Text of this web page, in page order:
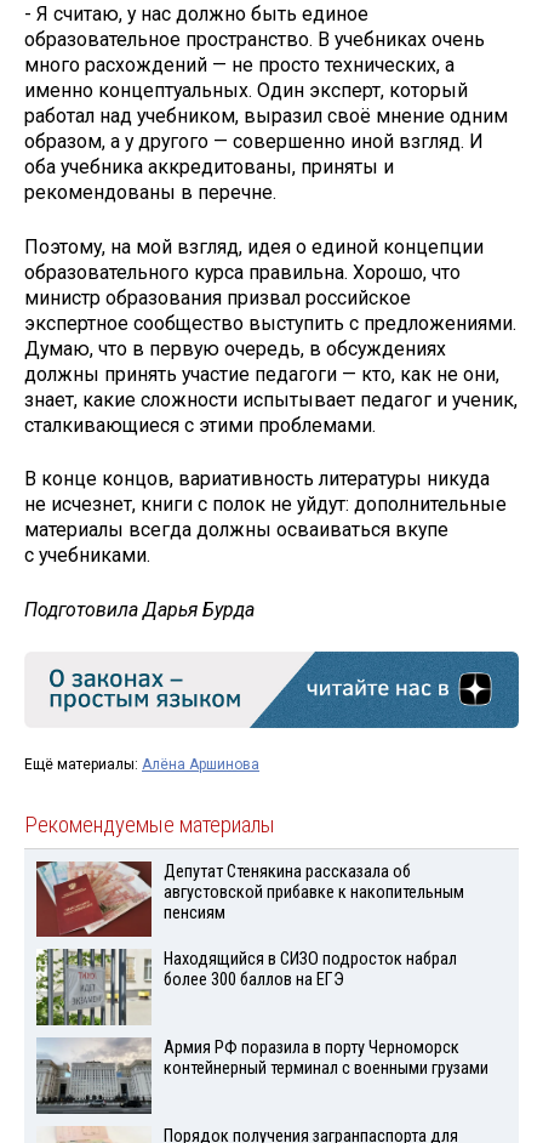
- Я считаю, у нас должно быть единое
образовательное пространство. В учебниках очень
много расхождений — не просто технических, а
именно концептуальных. Один эксперт, который
работал над учебником, выразил своё мнение одним
образом, а у другого — совершенно иной взгляд. И
оба учебника аккредитованы, приняты и
рекомендованы в перечне.
Поэтому, на мой взгляд, идея о единой концепции
образовательного курса правильна. Хорошо, что
министр образования призвал российское
экспертное сообщество выступить с предложениями.
Думаю, что в первую очередь, в обсуждениях
должны принять участие педагоги — кто, как не они,
знает, какие сложности испытывает педагог и ученик,
сталкивающиеся с этими проблемами.
В конце концов, вариативность литературы никуда
не исчезнет, книги с полок не уйдут: дополнительные
материалы всегда должны осваиваться вкупе
с учебниками.
Подготовила Дарья Бурда
Ещё материалы: Алёна Аршинова
Рекомендуемые материалы
Депутат Стенякина рассказала об
августовской прибавке к накопительным
пенсиям
Находящийся в СИЗО подросток набрал
более 300 баллов на ЕГЭ
Армия РФ поразила в порту Черноморск
контейнерный терминал с военными грузами
Порядок получения загранпаспорта для